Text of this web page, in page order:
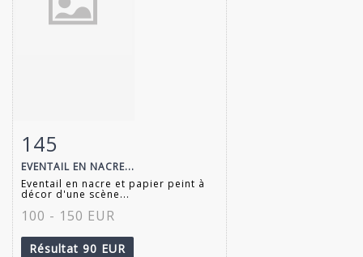
Fiche détaillée
145
EVENTAIL EN NACRE...
Eventail en nacre et papier peint à
décor d'une scène...
100 - 150 EUR
Résultat 90 EUR